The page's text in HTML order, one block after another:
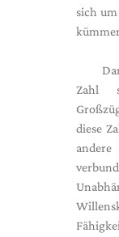
sich
Zahl
diese